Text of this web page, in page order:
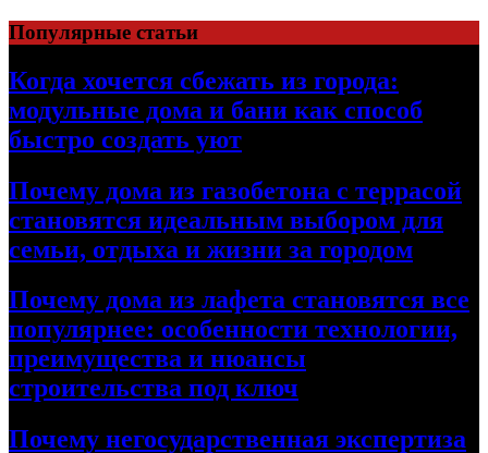
Перейти
к
содержимому
Популярные статьи
Когда хочется сбежать из города:
модульные дома и бани как способ
быстро создать уют
Почему дома из газобетона с террасой
становятся идеальным выбором для
семьи, отдыха и жизни за городом
Почему дома из лафета становятся все
популярнее: особенности технологии,
преимущества и нюансы
строительства под ключ
Почему негосударственная экспертиза